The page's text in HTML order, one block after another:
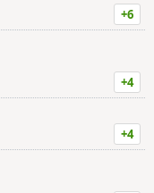
+6
+4
+4